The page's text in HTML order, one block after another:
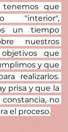
tenemos que
"interior",
un tiempo
nuestros
que
y que
realizarlos.
prisa y que la
no
el proceso.